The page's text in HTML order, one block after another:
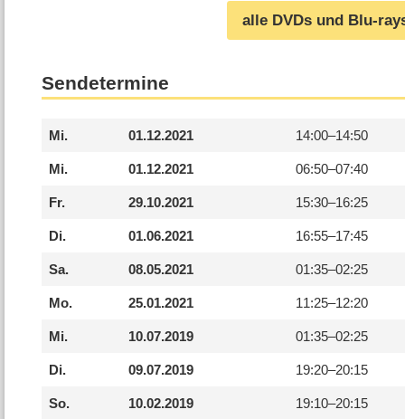
alle DVDs und Blu-
Sendetermine
Mi. 01.12.2021 14:00–14:50
Mi. 01.12.2021 06:50–07:40
Fr. 29.10.2021 15:30–16:25
Di. 01.06.2021 16:55–17:45
Sa. 08.05.2021 01:35–02:25
Mo. 25.01.2021 11:25–12:20
Mi. 10.07.2019 01:35–02:25
Di. 09.07.2019 19:20–20:15
So. 10.02.2019 19:10–20:15